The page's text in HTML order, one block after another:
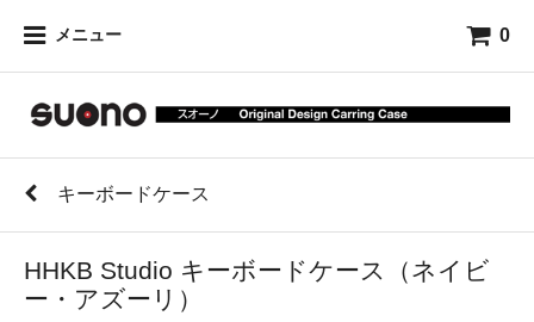
メニュー 0
キーボードケース
HHKB Studio キーボードケース（ネイビ
ー・アズーリ）